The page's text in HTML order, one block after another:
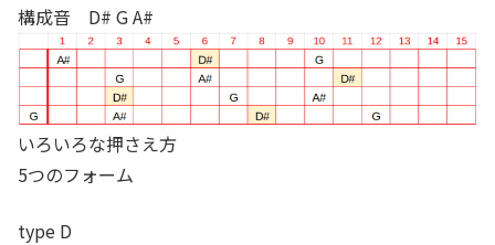
構成音 D# G A#
いろいろな押さえ方
5つのフォーム
type D